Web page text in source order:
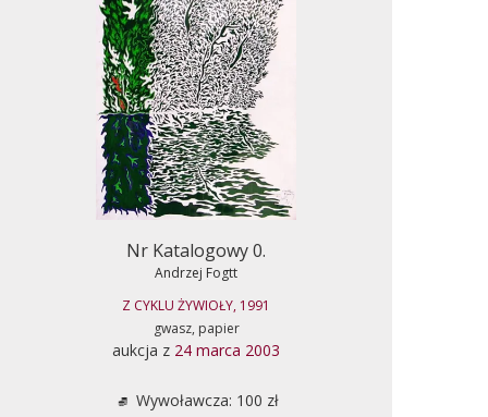
Nr Katalogowy 0.
Andrzej Fogtt
Z CYKLU ŻYWIOŁY, 1991
gwasz, papier
aukcja z 24 marca 2003
Wywoławcza: 100 zł